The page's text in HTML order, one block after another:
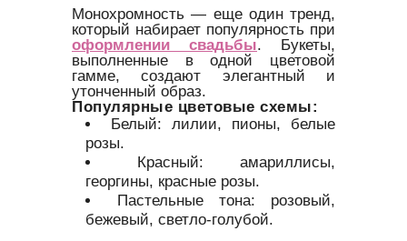
Монохромность — еще один тренд,
который набирает популярность при
оформлении свадьбы. Букеты,
выполненные в одной цветовой
гамме, создают элегантный и
утонченный образ.
Популярные цветовые схемы:
Белый: лилии, пионы, белые
розы.
Красный: амариллисы,
георгины, красные розы.
Пастельные тона: розовый,
бежевый, светло-голубой.